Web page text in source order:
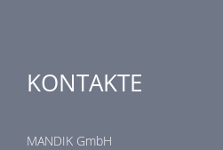
KONTAKTE
MANDIK GmbH